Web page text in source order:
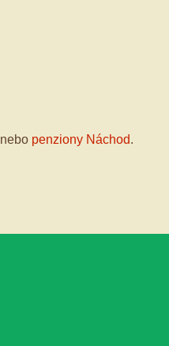
nebo penziony Náchod.